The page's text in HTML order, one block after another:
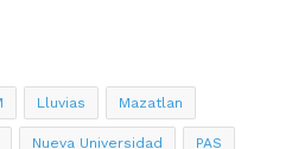
Lluvias Mazatlan
Nueva Universidad PAS